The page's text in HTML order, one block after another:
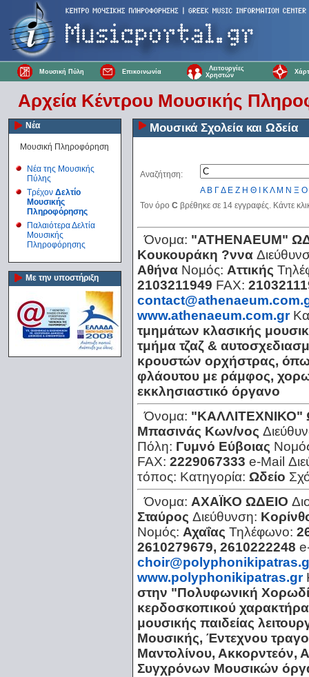
Μουσική Πύλη Επικοινωνία
Λειτουργίες
Χρηστών
Αρχεία Κέντρου Μουσικής
Νέα
Μουσική Πληροφόρηση
Νέα της Μουσικής
Πύλης
Τρέχον Δελτίο
Μουσικής
Πληροφόρησης
Παλαιότερα Δελτία
Μουσικής
Πληροφόρησης
Με την υποστήριξη
Μουσικά Σχολεία και Ωδεία
Αναζήτηση:
Α Β ΓΔ Ε Ζ Η Θ ΚΛ Μ Ν Ξ Ο
Τον όρο C βρέθηκε σε 14 εγγραφές. Κάντε
Όνομα: "ATHENAEUM"
Κουκουράκη ?ννα
Αθήνα Νομός: Αττικής
2103211949 FAX:
www.athenaeum.com.gr
τμημάτων κλασικής
τμήμα τζαζ &
κρουστών ορχήστρας,
φλάουτου με ράμφος,
εκκλησιαστικό όργανο
Όνομα: "ΚΑΛΛΙΤΕΧΝΙΚΟ"
Μπασινάς Κων/νος
Πόλη: Γυμνό Εύβοιας
FAX: 2229067333 e-Mail
τόπος: Κατηγορία: Ωδείο
Όνομα: ΑΧΑΪΚΟ ΩΔΕΙΟ
Σταύρος Διεύθυνση:
Νομός: Αχαΐας Τηλέφωνο:
2610279679, 2610222248
www.polyphonikipatras.gr
στην "Πολυφωνική
κερδοσκοπικού
μουσικής παιδείας
Μουσικής, Έντεχνου
Μαντολίνου, Ακκορντεόν,
Συγχρόνων Μουσικών